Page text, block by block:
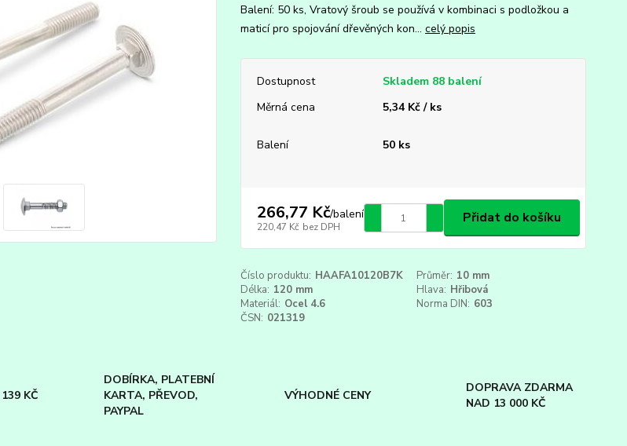
Balení: 50 ks, Vratový šroub se používá v kombinaci s podložkou a
maticí pro spojování dřevěných kon... celý popis
Dostupnost
Skladem 88 balení
Měrná cena
5,34 Kč / ks
Balení 50 ks
266,77 Kč/balení
220,47 Kč bez DPH
Přidat do košíku
Číslo produktu: HAAFA10120B7K Průměr: 10 mm
Délka: 120 mm Hlava: Hřibová
Materiál: Ocel 4.6 Norma DIN: 603
ČSN: 021319
KČ
DOBÍRKA, PLATEBNÍ
KARTA, PŘEVOD,
PAYPAL
VÝHODNÉ CENY
DOPRAVA ZDARMA
NAD 13 000 KČ